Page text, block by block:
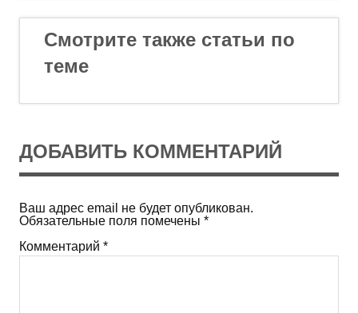
Смотрите также статьи по
теме
ДОБАВИТЬ КОММЕНТАРИЙ
Ваш адрес email не будет опубликован.
Обязательные поля помечены *
Комментарий *